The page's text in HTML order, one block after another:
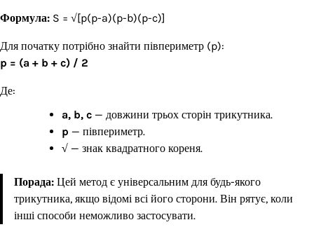
Формула: S = √[p(p-a)(p-b)(p-c)]
Для початку потрібно знайти півпериметр (p):
p = (a + b + c) / 2
Де:
a, b, c — довжини трьох сторін трикутника.
p — півпериметр.
√ — знак квадратного кореня.
Порада: Цей метод є універсальним для будь-якого
трикутника, якщо відомі всі його сторони. Він рятує, коли
інші способи неможливо застосувати.